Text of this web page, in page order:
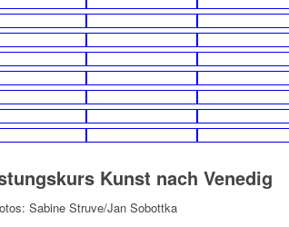
Kunst nach Venedig
Sabine Struve/Jan Sobottka